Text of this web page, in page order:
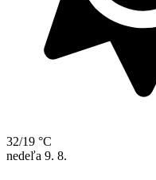
32/19 °C
nedeľa 9. 8.